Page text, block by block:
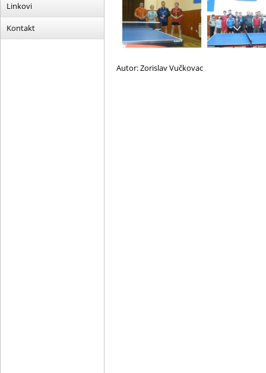
Linkovi
Kontakt
Autor: Zorislav Vučkovac